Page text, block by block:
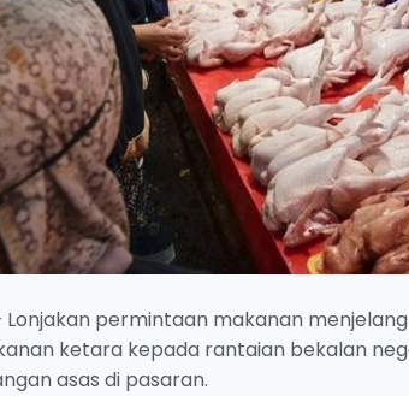
Lonjakan permintaan makanan
ketara kepada rantaian bekalan
asas di pasaran.